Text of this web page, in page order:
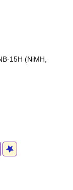
15H (NiMH,